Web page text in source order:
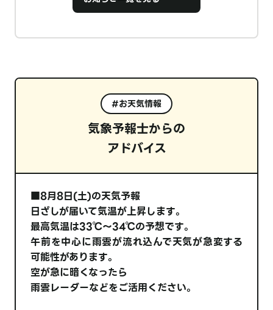
#お天気情報
気象予報士からの
アドバイス
■8月8日(土)の天気予報
日ざしが届いて気温が上昇します。
最高気温は33℃～34℃の予想です。
午前を中心に雨雲が流れ込んで天気が急変する
可能性があります。
空が急に暗くなったら
雨雲レーダーなどをご活用ください。